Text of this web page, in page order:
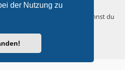
der Nutzung zu
deaktivieren möchtest, so kannst du